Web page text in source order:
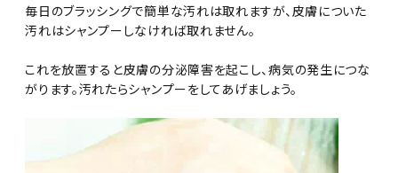
毎日のブラッシングで簡単な汚れは取れますが、皮膚についた
汚れはシャンプーしなければ取れません。
これを放置すると皮膚の分泌障害を起こし、病気の発生につな
がります。汚れたらシャンプーをしてあげましょう。